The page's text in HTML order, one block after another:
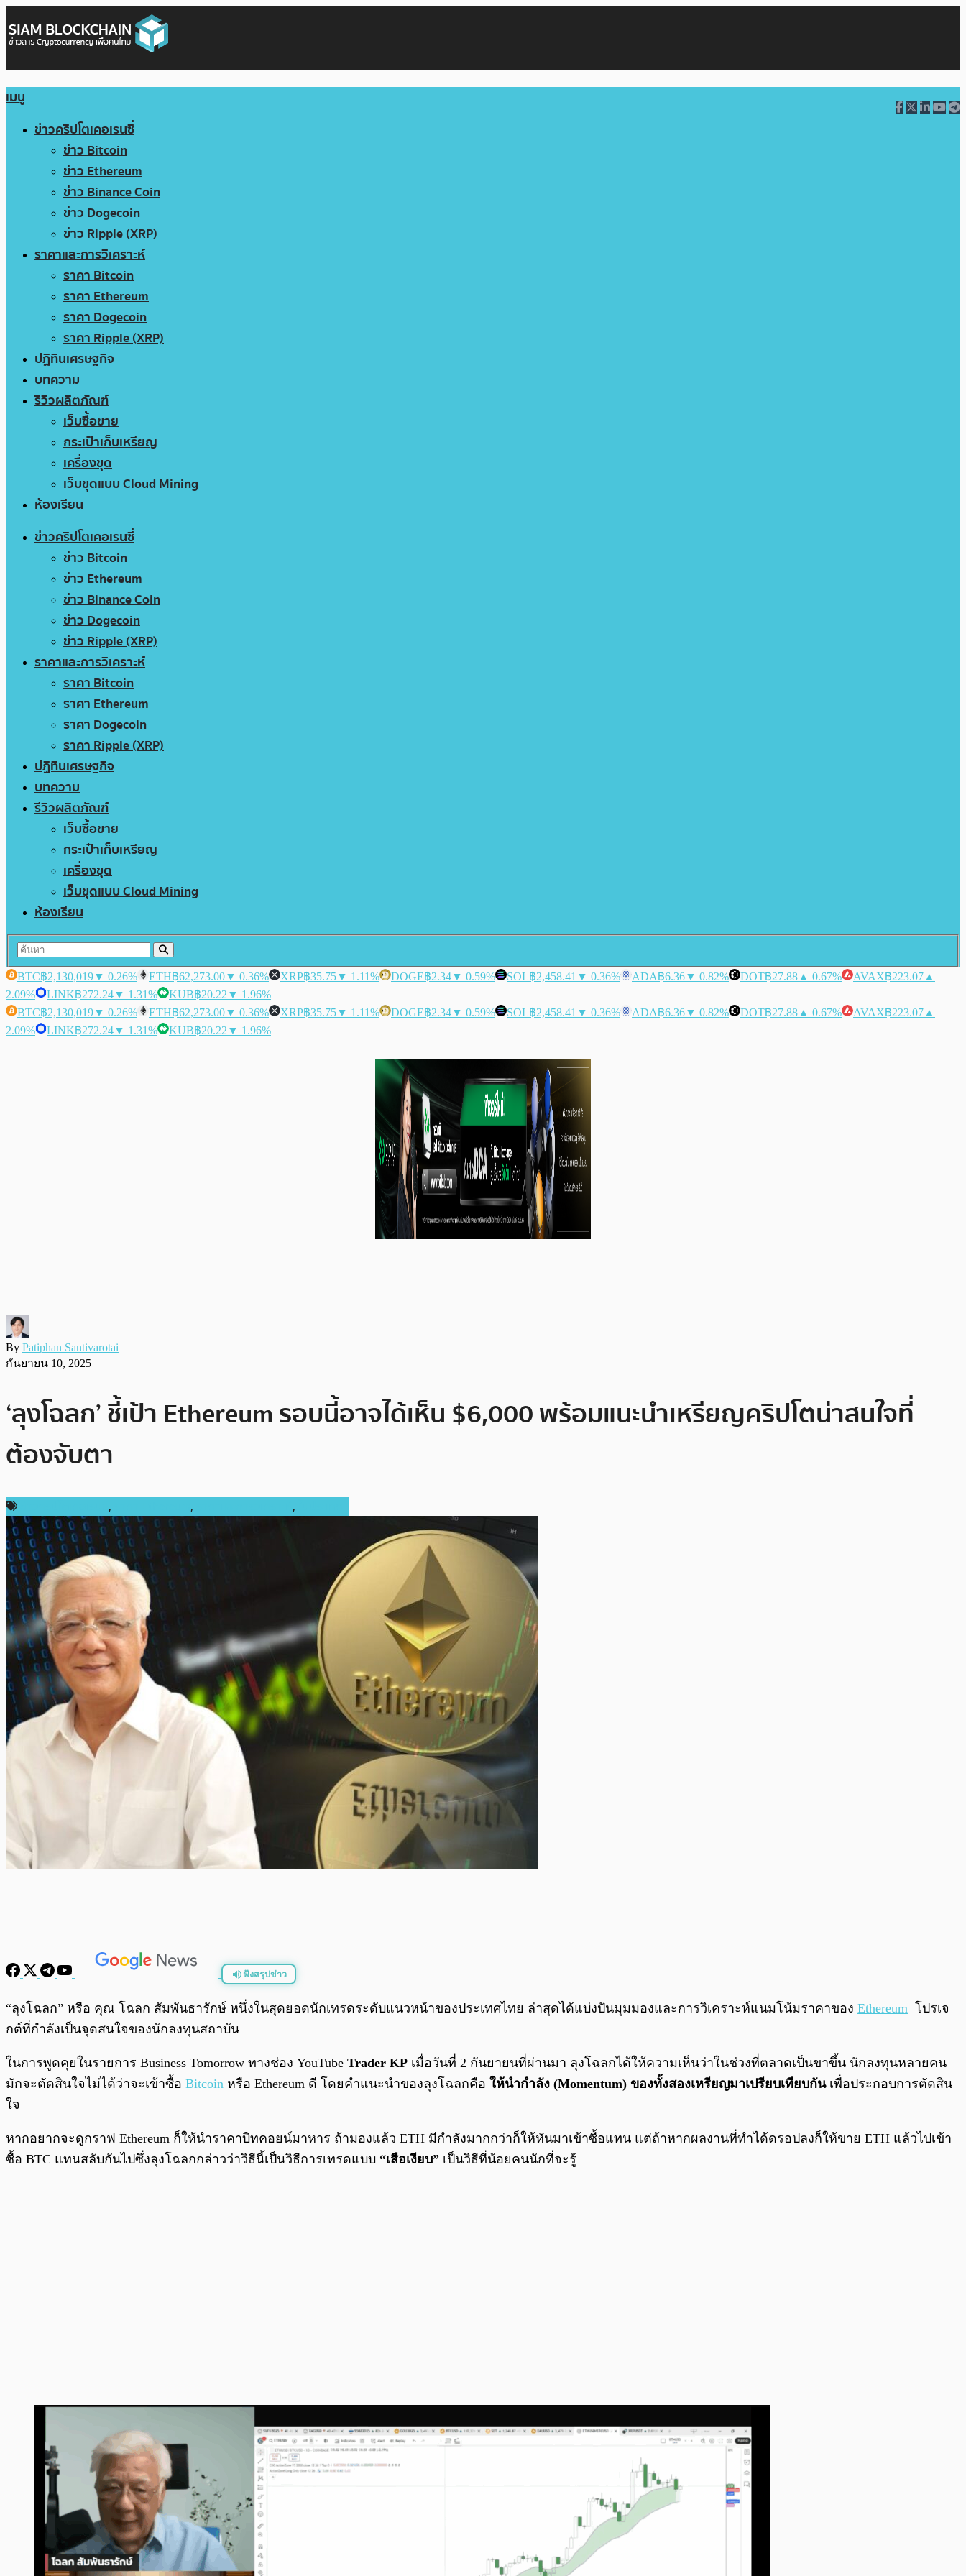
เมนู
ข่าวคริปโตเคอเรนซี่
ข่าว Bitcoin
ข่าว Ethereum
ข่าว Binance Coin
ข่าว Dogecoin
ข่าว Ripple (XRP)
ราคาและการวิเคราะห์
ราคา Bitcoin
ราคา Ethereum
ราคา Dogecoin
ราคา Ripple (XRP)
ปฏิทินเศรษฐกิจ
บทความ
รีวิวผลิตภัณฑ์
เว็บซื้อขาย
กระเป๋าเก็บเหรียญ
เครื่องขุด
เว็บขุดแบบ Cloud Mining
ห้องเรียน
ข่าวคริปโตเคอเรนซี่
ข่าว Bitcoin
ข่าว Ethereum
ข่าว Binance Coin
ข่าว Dogecoin
ข่าว Ripple (XRP)
ราคาและการวิเคราะห์
ราคา Bitcoin
ราคา Ethereum
ราคา Dogecoin
ราคา Ripple (XRP)
ปฏิทินเศรษฐกิจ
บทความ
รีวิวผลิตภัณฑ์
เว็บซื้อขาย
กระเป๋าเก็บเหรียญ
เครื่องขุด
เว็บขุดแบบ Cloud Mining
ห้องเรียน
BTC฿2,130,019▼ 0.26% ETH฿62,273.00▼ 0.36% XRP฿35.75▼ 1.11% DOGE฿2.34▼ 0.59% SOL฿2,458.41 ▼ 0.36% ADA฿6.36▼ 0.82% DOT฿27.88 ▲ 0.67% AVAX฿223.07 ▲
2.09%
LINK฿272.24▼ 1.31% KUB฿20.22 ▼ 1.96%
BTC฿2,130,019▼ 0.26% ETH฿62,273.00▼ 0.36% XRP฿35.75▼ 1.11% DOGE฿2.34▼ 0.59% SOL฿2,458.41 ▼ 0.36% ADA฿6.36▼ 0.82% DOT฿27.88 ▲ 0.67% AVAX฿223.07 ▲
2.09%
LINK฿272.24▼ 1.31% KUB฿20.22 ▼ 1.96%
By Patiphan Santivarotai
กันยายน 10, 2025
‘ลุงโฉลก’ ชี้เป้า Ethereum รอบนี้อาจได้เห็น $6,000 พร้อมแนะนำเหรียญคริปโตน่าสนใจที่
ต้องจับตา
, , ,
ฟังสรุปข่าว
พร้อมเล่น 0:00
“ลุงโฉลก” หรือ คุณ โฉลก สัมพันธารักษ์ หนึ่งในสุดยอดนักเทรดระดับแนวหน้าของประเทศไทย ล่าสุดได้แบ่งปันมุมมองและการวิเคราะห์แนมโน้มราคาของ Ethereum โปรเจ
กต์ที่กำลังเป็นจุดสนใจของนักลงทุนสถาบัน
ในการพูดคุยในรายการ Business Tomorrow ทางช่อง YouTube Trader KP เมื่อวันที่ 2 กันยายนที่ผ่านมา ลุงโฉลกได้ให้ความเห็นว่าในช่วงที่ตลาดเป็นขาขึ้น นักลงทุนหลายคน
มักจะตัดสินใจไม่ได้ว่าจะเข้าซื้อ Bitcoin หรือ Ethereum ดี โดยคำแนะนำของลุงโฉลกคือ ให้นำกำลัง (Momentum) ของทั้งสองเหรียญมาเปรียบเทียบกันเพื่อประกอบการตัดสิน
ใจ
หากอยากจะดูกราฟ Ethereum ก็ให้นำราคาบิทคอยน์มาหาร ถ้ามองแล้ว ETH มีกำลังมากกว่าก็ให้หันมาเข้าซื้อแทน แต่ถ้าหากผลงานที่ทำได้ดรอปลงก็ให้ขาย ETH แล้วไปเข้า
ซื้อ BTC แทนสลับกันไปซึ่งลุงโฉลกกล่าวว่าวิธีนี้เป็นวิธีการเทรดแบบ “เสือเงียบ” เป็นวิธีที่น้อยคนนักที่จะรู้